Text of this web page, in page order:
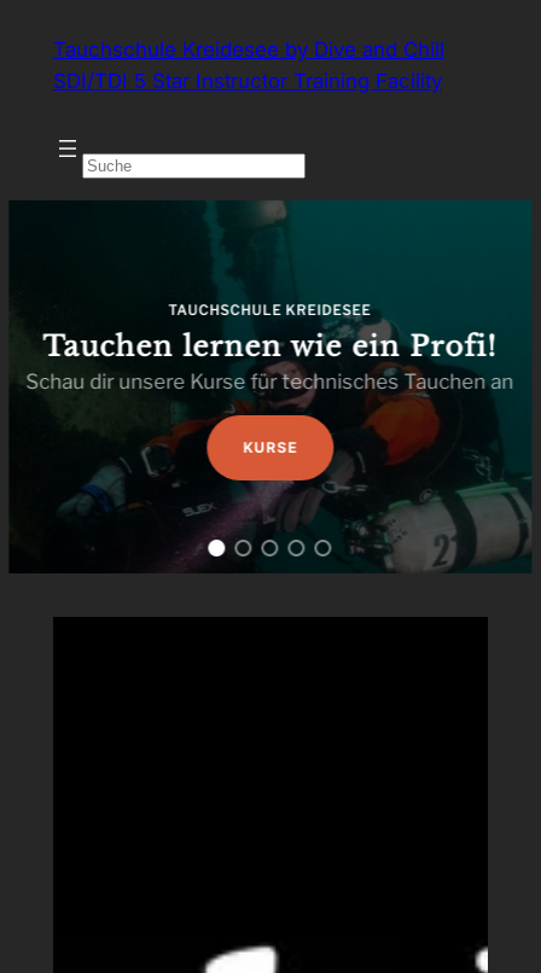
Inhalt
springen
Tauchschule Kreidesee by Dive and Chill
SDI/TDI 5 Star Instructor Training Facility
TAUCHSCHULE KREIDESEE
Tauchen lernen wie ein Profi!
Schau dir unsere Kurse für technisches Tauchen an
KURSE